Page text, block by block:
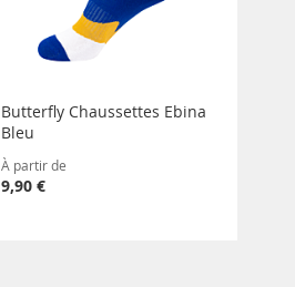
Butterfly Chaussettes Ebina
Bleu
À partir de
9,90 €